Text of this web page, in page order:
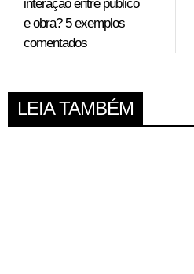
interação entre público
e obra? 5 exemplos
comentados
LEIA TAMBÉM